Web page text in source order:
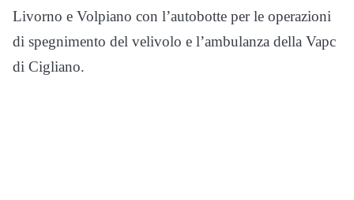
Livorno e Volpiano con l’autobotte per le operazioni
di spegnimento del velivolo e l’ambulanza della Vapc
di Cigliano.